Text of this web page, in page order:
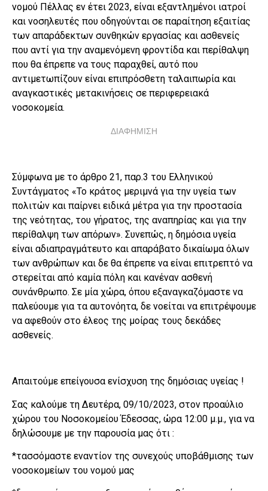
νομού Πέλλας εν έτει 2023, είναι εξαντλημένοι ιατροί
και νοσηλευτές που οδηγούνται σε παραίτηση εξαιτίας
των απαράδεκτων συνθηκών εργασίας και ασθενείς
που αντί για την αναμενόμενη φροντίδα και περίθαλψη
που θα έπρεπε να τους παραχθεί, αυτό που
αντιμετωπίζουν είναι επιπρόσθετη ταλαιπωρία και
αναγκαστικές μετακινήσεις σε περιφερειακά
νοσοκομεία.
ΔΙΑΦΗΜΙΣΗ
Σύμφωνα με το άρθρο 21, παρ.3 του Ελληνικού
Συντάγματος «Το κράτος μεριμνά για την υγεία των
πολιτών και παίρνει ειδικά μέτρα για την προστασία
της νεότητας, του γήρατος, της αναπηρίας και για την
περίθαλψη των απόρων». Συνεπώς, η δημόσια υγεία
είναι αδιαπραγμάτευτο και απαράβατο δικαίωμα όλων
των ανθρώπων και δε θα έπρεπε να είναι επιτρεπτό να
στερείται από καμία πόλη και κανέναν ασθενή
συνάνθρωπο. Σε μία χώρα, όπου εξαναγκαζόμαστε να
παλεύουμε για τα αυτονόητα, δε νοείται να επιτρέψουμε
να αφεθούν στο έλεος της μοίρας τους δεκάδες
ασθενείς.
Απαιτούμε επείγουσα ενίσχυση της δημόσιας υγείας !
Σας καλούμε τη Δευτέρα, 09/10/2023, στον προαύλιο
χώρου του Νοσοκομείου Έδεσσας, ώρα 12:00 μ.μ., για να
δηλώσουμε με την παρουσία μας ότι :
*τασσόμαστε εναντίον της συνεχούς υποβάθμισης των
νοσοκομείων του νομού μας